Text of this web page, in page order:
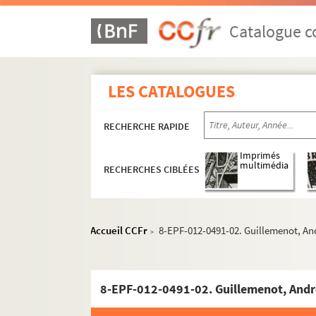
Catalogue
LES CATALOGUES
RECHERCHE RAPIDE
RECHERCHES CIBLÉES
Imprimés
multimédia
Accueil CCFr > 8-EPF-012-0491-02. Guillemenot,
8-EPF-012-0491-02. Guillemenot,